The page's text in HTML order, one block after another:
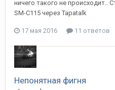
ничего такого не происходит..
SM-C115 через Tapatalk
17 мая 2016 11 ответов
Непонятная фигня